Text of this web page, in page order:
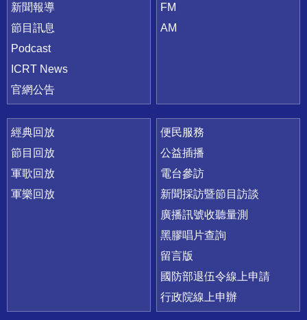
新聞報導
節目訊息
Podcast
ICRT News
官網公告
FM
AM
經典回放
節目回放
軍歌回放
軍樂回放
便民服務
公益插播
電台參訪
新聞採訪暨節目訪談
廣播訊號收聽量測
黑膠唱片查詢
留言版
國防部退伍令線上申請
行政院線上申辦